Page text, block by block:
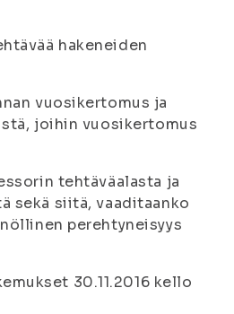
hakeneiden
vuosikertomus ja
joihin vuosikertomus
tehtäväalasta ja
sekä siitä, vaaditaanko
perehtyneisyys
30.11.2016 kello